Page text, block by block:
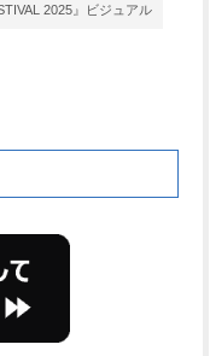
2025』ビジュアル